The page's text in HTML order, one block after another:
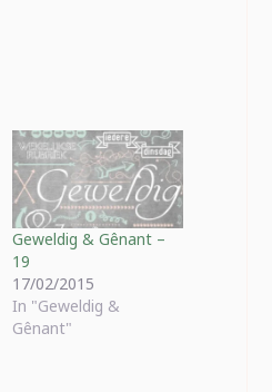
Geweldig & Gênant –
19
17/02/2015
In "Geweldig &
Gênant"